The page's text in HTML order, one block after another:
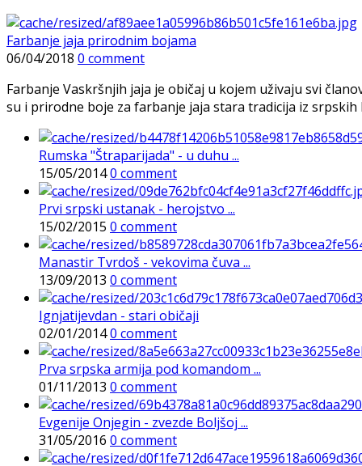
Farbanje jaja prirodnim bojama
06/04/2018 0 comment
Farbanje Vaskršnjih jaja je običaj u kojem uživaju svi
su i prirodne boje za farbanje jaja stara tradicija iz
Rumska "Štraparijada" - u duhu ...
15/05/20140 comment
Prvi srpski ustanak - herojstvo ...
15/02/2015 0 comment
Manastir Tvrdoš - vekovima čuva ...
13/09/2013 0 comment
Ignjatijevdan - stari običaji
02/01/20140 comment
Prva srpska armija pod komandom ...
01/11/2013 0 comment
Evgenije Onjegin - zvezde Boljšoj ...
31/05/2016 0 comment